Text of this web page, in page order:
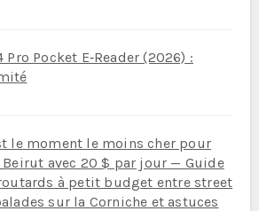
Pocket E‑Reader (2026) :
le moment le moins cher pour
Beirut avec 20 $ par jour — Guide
à petit budget entre street
sur la Corniche et astuces